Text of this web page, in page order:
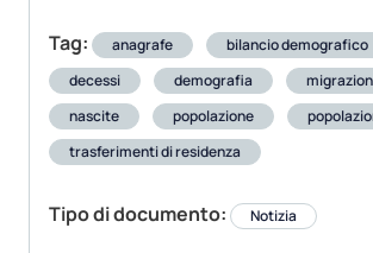
Tag: anagrafe
bilancio demografico
decessi
demografia
nascite
popolazione
trasferimenti di residenza
Tipo di documento: Notizia